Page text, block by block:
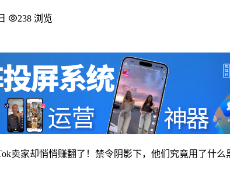
238 浏览
卖家却悄悄赚翻了！禁令阴影下，他们究竟用了什么